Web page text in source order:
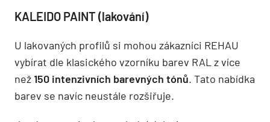
KALEIDO PAINT (lakování)
U lakovaných profilů si mohou zákazníci REHAU
vybírat dle klasického vzorníku barev RAL z více
než150 intenzivních barevných tónů. Tato nabídka
barev se navíc neustále rozšiřuje.